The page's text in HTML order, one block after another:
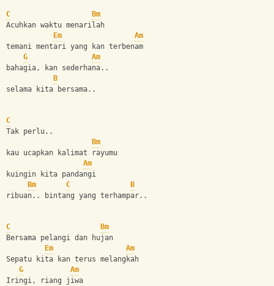
C
Bm
Acuhkan waktu menarilah
Em
Am
temani mentari yang kan terbenam
G
Am
bahagia, kan sederhana..
B
selama kita bersama..
C
Tak perlu..
Bm
kau ucapkan kalimat rayumu
Am
kuingin kita pandangi
Bm
C
B
ribuan.. bintang yang terhampar..
C
Bm
Bersama pelangi dan hujan
Em
Am
Sepatu kita kan terus melangkah
G
Am
Iringi, riang jiwa